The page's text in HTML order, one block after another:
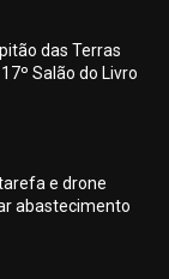
das Terras
Salão do Livro
e drone
abastecimento